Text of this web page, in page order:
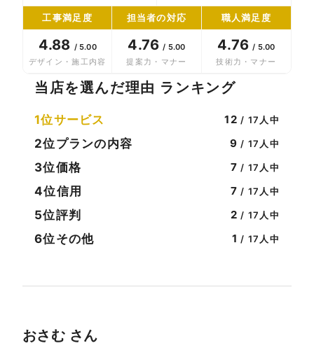
工事満足度
4.88 / 5.00
デザイン・施工内容
担当者の対応
4.76 / 5.00
提案力・マナー
職人満足度
4.76 / 5.00
技術力・マナー
当店を選んだ理由 ランキング
1位サービス 12/ 17人中
2位プランの内容 9/ 17人中
3位価格 7/ 17人中
4位信用 7/ 17人中
5位評判 2/ 17人中
6位その他 1/ 17人中
おさむ さん